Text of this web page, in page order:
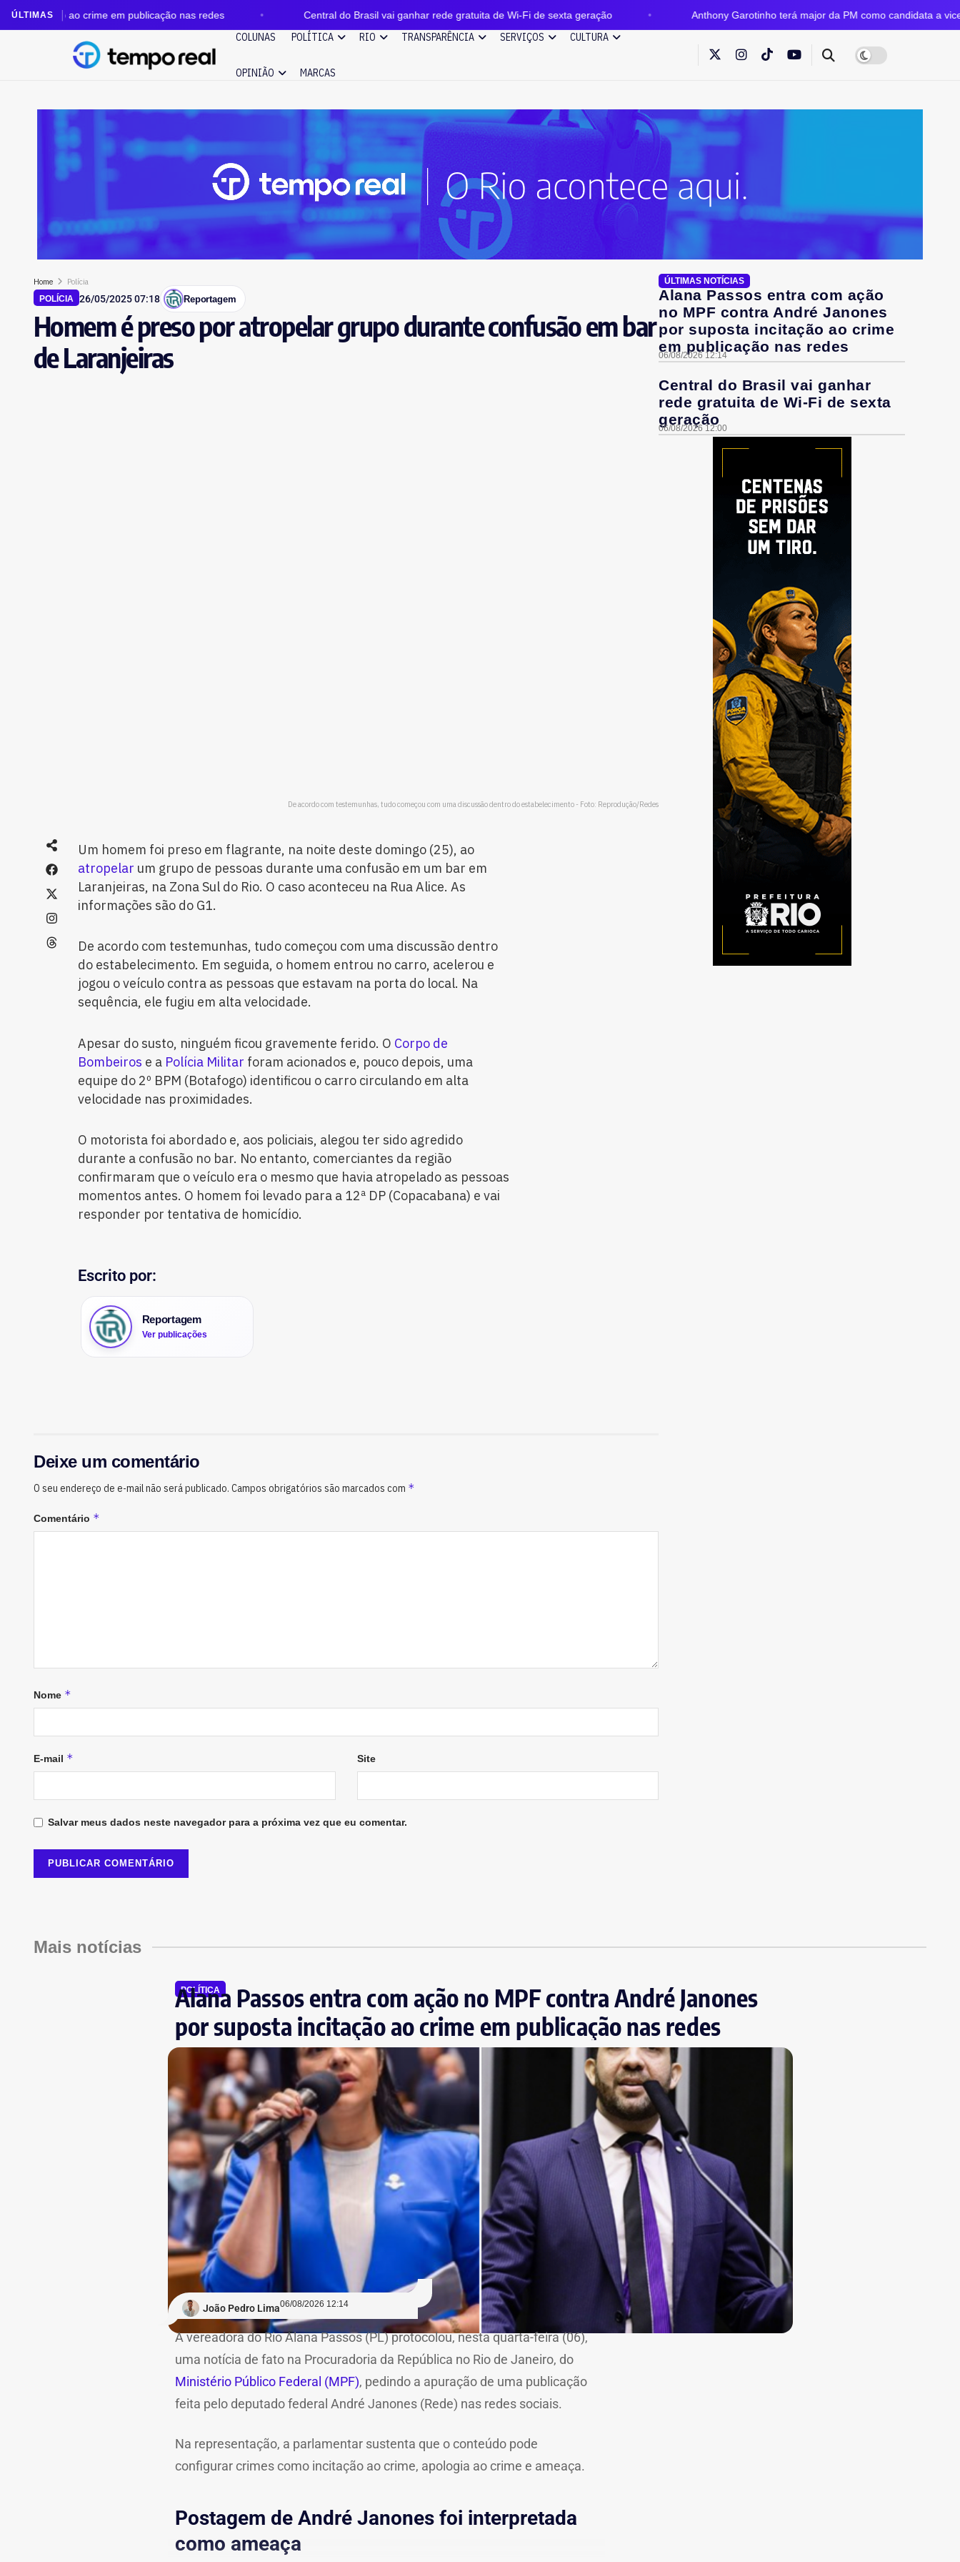
ÚLTIMAS
em publicação nas redes Central do Brasil vai ganhar rede gratuita de Wi-Fi de sexta geração Anthony Garotinho terá major da PM como candidata a vice em sua chapa
COLUNAS POLÍTICA RIO TRANSPARÊNCIA SERVIÇOS CULTURA
OPINIÃO MARCAS
Home Polícia
POLÍCIA 26/05/2025 07:18 Reportagem
Homem é preso por atropelar grupo durante confusão em bar
de Laranjeiras
De acordo com testemunhas, tudo começou com uma discussão dentro do estabelecimento - Foto: Reprodução/Redes
Um homem foi preso em flagrante, na noite deste domingo (25), ao
atropelar um grupo de pessoas durante uma confusão em um bar em
Laranjeiras, na Zona Sul do Rio. O caso aconteceu na Rua Alice. As
informações são do G1.
De acordo com testemunhas, tudo começou com uma discussão dentro
do estabelecimento. Em seguida, o homem entrou no carro, acelerou e
jogou o veículo contra as pessoas que estavam na porta do local. Na
sequência, ele fugiu em alta velocidade.
Apesar do susto, ninguém ficou gravemente ferido. O Corpo de
Bombeiros e aPolícia Militar foram acionados e, pouco depois, uma
equipe do 2º BPM (Botafogo) identificou o carro circulando em alta
velocidade nas proximidades.
O motorista foi abordado e, aos policiais, alegou ter sido agredido
durante a confusão no bar. No entanto, comerciantes da região
confirmaram que o veículo era o mesmo que havia atropelado as pessoas
momentos antes. O homem foi levado para a 12ª DP (Copacabana) e vai
responder por tentativa de homicídio.
Escrito por:
Reportagem
Ver publicações
ÚLTIMAS NOTÍCIAS
Alana Passos entra com ação
no MPF contra André Janones
por suposta incitação ao crime
em publicação nas redes
06/08/2026 12:14
Central do Brasil vai ganhar
rede gratuita de Wi-Fi de sexta
geração
06/08/2026 12:00
Deixe um comentário
O seu endereço de e-mail não será publicado. Campos obrigatórios são marcados com *
Comentário *
Nome *
E-mail * Site
Salvar meus dados neste navegador para a próxima vez que eu comentar.
Mais notícias
POLÍTICA
Alana Passos entra com ação no MPF contra André Janones
por suposta incitação ao crime em publicação nas redes
João Pedro Lima06/08/2026 12:14
A vereadora do Rio Alana Passos (PL) protocolou, nesta quarta-feira (06),
uma notícia de fato na Procuradoria da República no Rio de Janeiro, do
Ministério Público Federal (MPF), pedindo a apuração de uma publicação
feita pelo deputado federal André Janones (Rede) nas redes sociais.
Na representação, a parlamentar sustenta que o conteúdo pode
configurar crimes como incitação ao crime, apologia ao crime e ameaça.
Postagem de André Janones foi interpretada
como ameaça